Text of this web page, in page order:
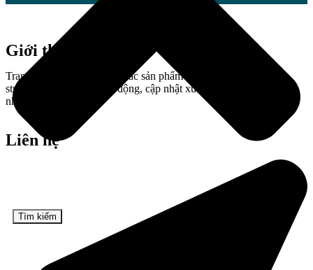
Tìm kiếm
Giới thiệu
Trang mua sắm trực tuyến các sản phẩm mang phong cách
streetwear trẻ trung năng động, cập nhật xu hướng thời trang mới
nhất.
Liên hệ